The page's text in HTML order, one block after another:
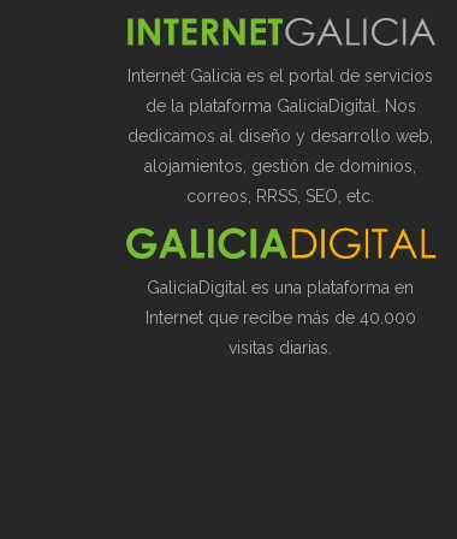
Internet Galicia es el portal de servicios
de la plataforma GaliciaDigital. Nos
dedicamos al diseño y desarrollo web,
alojamientos, gestión de dominios,
correos, RRSS, SEO, etc.
GaliciaDigital es una plataforma en
Internet que recibe más de 40.000
visitas diarias.